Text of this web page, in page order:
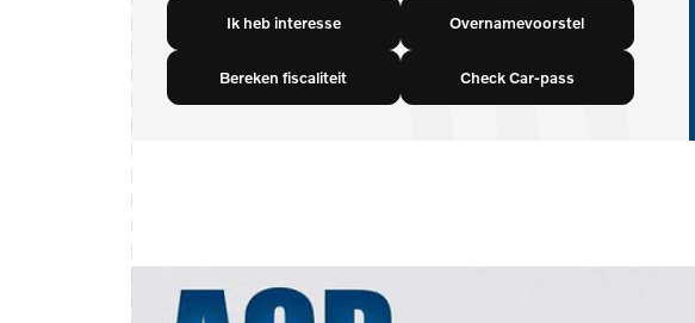
Ik heb interesse Overnamevoorstel
Bereken fiscaliteit Check Car-pass